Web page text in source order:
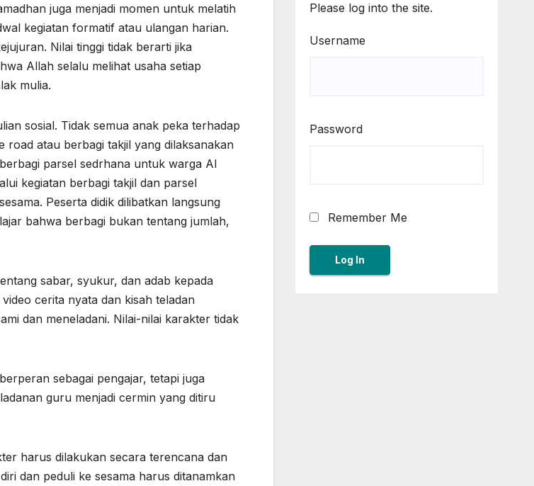
juga menjadi momen untuk melatih
kegiatan formatif atau ulangan harian.
Nilai tinggi tidak berarti jika
Allah selalu melihat usaha setiap
mulia.
sosial. Tidak semua anak peka terhadap
road atau berbagi takjil yang dilaksanakan
parsel sedrhana untuk warga Al
kegiatan berbagi takjil dan parsel
Peserta didik dilibatkan langsung
bahwa berbagi bukan tentang jumlah,
sabar, syukur, dan adab kepada
cerita nyata dan kisah teladan
dan meneladani. Nilai-nilai karakter tidak
sebagai pengajar, tetapi juga
guru menjadi cermin yang ditiru
harus dilakukan secara terencana dan
dan peduli ke sesama harus ditanamkan
Please log into the site.
Username
Password
Remember Me